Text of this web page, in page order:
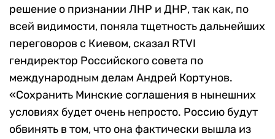
решение о признании ЛНР и ДНР, так как, по
всей видимости, поняла тщетность дальнейших
переговоров с Киевом, сказал RTVI
гендиректор Российского совета по
международным делам Андрей Кортунов.
«Сохранить Минские соглашения в нынешних
условиях будет очень непросто. Россию будут
обвинять в том, что она фактически вышла из